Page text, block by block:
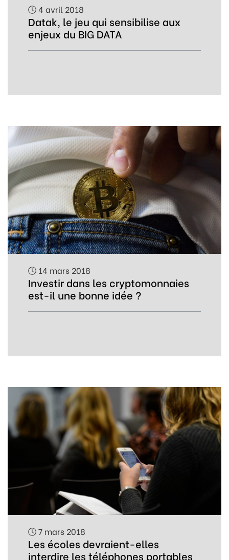
4 avril 2018
Datak, le jeu qui sensibilise aux
enjeux du BIG DATA
14 mars 2018
Investir dans les cryptomonnaies
est-il une bonne idée ?
7 mars 2018
Les écoles devraient-elles
interdire les téléphones portables